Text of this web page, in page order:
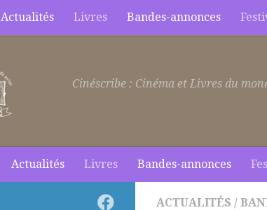
Actualités Livres Bandes-annonces
Cinéscribe : Cinéma et Livres du
Actualités Livres Bandes-annonces
ACTUALITÉS /